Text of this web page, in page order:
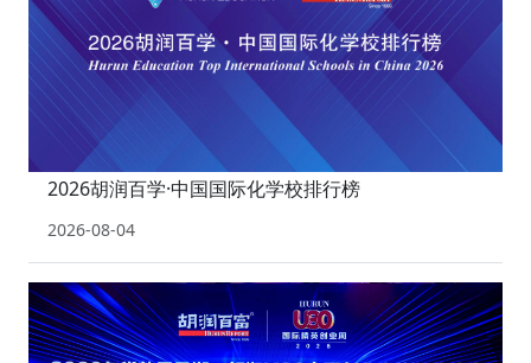
2026胡润百学·中国国际化学校排行榜
2026-08-04